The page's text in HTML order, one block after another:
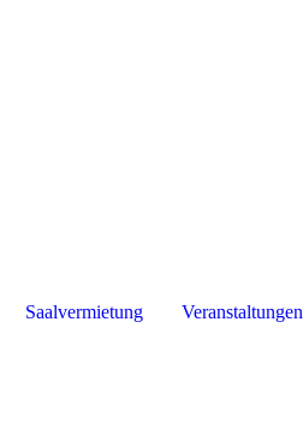
Saalvermietung
Veranstaltungen